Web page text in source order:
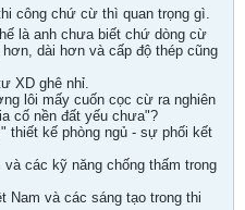
công chứ cừ thì quan trọng gì.
là anh chưa biết chứ dòng cừ
dài hơn và cấp độ thép cũng
XD ghê nhỉ.
lôi mấy cuốn cọc cừ ra nghiên
cố nền đất yếu chưa"?
thiết kế phòng ngủ - sự phối kết
các kỹ năng chống thấm trong
Nam và các sáng tạo trong thi